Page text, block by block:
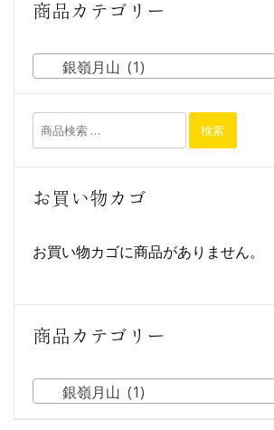
商品カテゴリー
銀嶺月山 (1)
検索
お買い物カゴ
お買い物カゴに商品がありません。
商品カテゴリー
銀嶺月山 (1)